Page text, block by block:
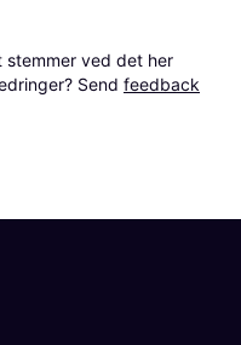
ved det her
Send feedback